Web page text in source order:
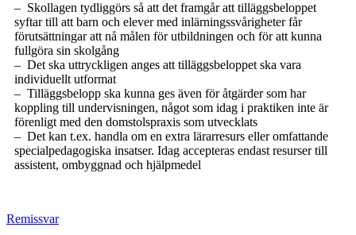
– Skollagen tydliggörs så att det framgår att tilläggsbeloppet
syftar till att barn och elever med inlärningssvårigheter får
förutsättningar att nå målen för utbildningen och för att kunna
fullgöra sin skolgång
– Det ska uttryckligen anges att tilläggsbeloppet ska vara
individuellt utformat
– Tilläggsbelopp ska kunna ges även för åtgärder som har
koppling till undervisningen, något som idag i praktiken inte är
förenligt med den domstolspraxis som utvecklats
– Det kan t.ex. handla om en extra lärarresurs eller omfattande
specialpedagogiska insatser. Idag accepteras endast resurser till
assistent, ombyggnad och hjälpmedel
Remissvar